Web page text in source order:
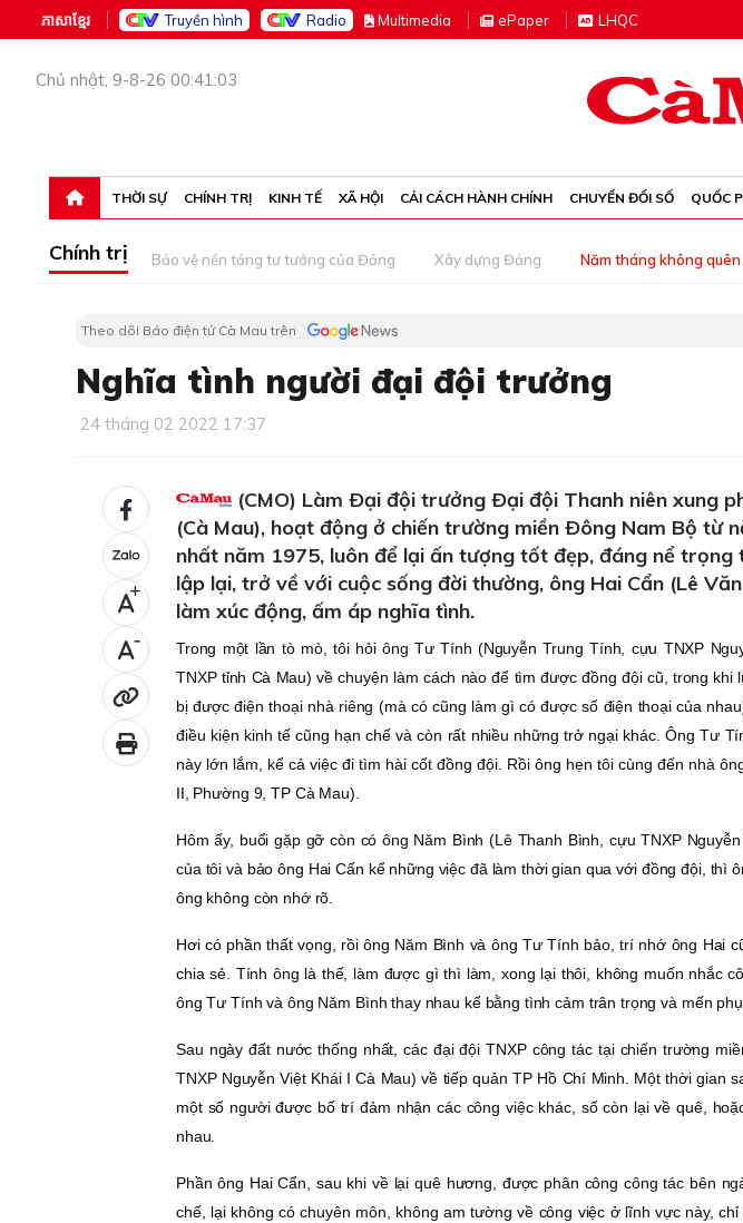
ភាសាខ្មែរ Truyền hình Radio Multimedia ePaper LHQC
Chủ nhật, 9-8-26 00:41:03
THỜI SỰ CHÍNH TRỊ KINH TẾ XÃ HỘI CẢI CÁCH HÀNH CHÍNH CHUYỂN ĐỔI SỐ QUỐC
Chính trị Bảo vệ nền tảng tư tưởng của Đảng Xây dựng Đảng Năm tháng không quên
Theo dõi Báo điện tử Cà Mau trên
Nghĩa tình người đại đội trưởng
24 tháng 02 2022 17:37
+
-
(CMO) Làm Ðại đội trưởng Ðại đội Thanh niên xung
(Cà Mau), hoạt động ở chiến trường miền Ðông Nam Bộ từ
nhất năm 1975, luôn để lại ấn tượng tốt đẹp, đáng nể
lập lại, trở về với cuộc sống đời thường, ông Hai Cẩn (Lê
làm xúc động, ấm áp nghĩa tình.
Trong một lần tò mò, tôi hỏi ông Tư Tính (Nguyễn Trung Tính, cựu TNXP
TNXP tỉnh Cà Mau) về chuyện làm cách nào để tìm được đồng đội cũ, trong
bị được điện thoại nhà riêng (mà có cũng làm gì có được số điện thoại của
điều kiện kinh tế cũng hạn chế và còn rất nhiều những trở ngại khác. Ông Tư
này lớn lắm, kể cả việc đi tìm hài cốt đồng đội. Rồi ông hẹn tôi cùng đến nhà
II, Phường 9, TP Cà Mau).
Hôm ấy, buổi gặp gỡ còn có ông Năm Bình (Lê Thanh Bình, cựu TNXP
của tôi và bảo ông Hai Cẩn kể những việc đã làm thời gian qua với đồng đội, thì
ông không còn nhớ rõ.
Hơi có phần thất vọng, rồi ông Năm Bình và ông Tư Tính bảo, trí nhớ ông Hai
chia sẻ. Tính ông là thế, làm được gì thì làm, xong lại thôi, không muốn nhắc
ông Tư Tính và ông Năm Bình thay nhau kể bằng tình cảm trân trọng và mến
Sau ngày đất nước thống nhất, các đại đội TNXP công tác tại chiến trường
TNXP Nguyễn Việt Khái I Cà Mau) về tiếp quản TP Hồ Chí Minh. Một thời gian
một số người được bố trí đảm nhận các công việc khác, số còn lại về quê,
nhau.
Phần ông Hai Cẩn, sau khi về lại quê hương, được phân công công tác bên
chế, lại không có chuyên môn, không am tường về công việc ở lĩnh vực này,